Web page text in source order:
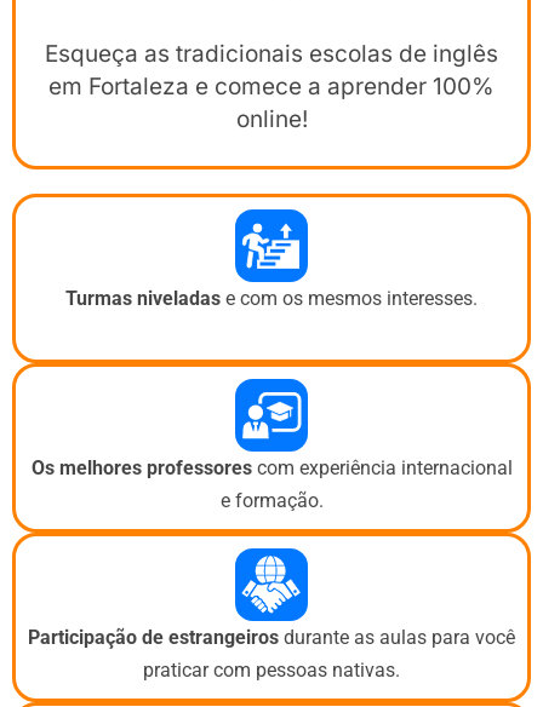
Esqueça as tradicionais escolas de inglês
em Fortaleza e comece a aprender 100%
online!
Turmas niveladas e com os mesmos interesses.
Os melhores professorescom experiência internacional
e formação.
Participação de estrangeiros durante as aulas para você
praticar com pessoas nativas.